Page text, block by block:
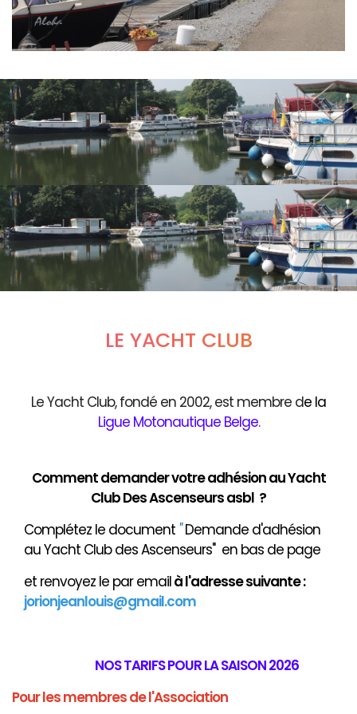
LE YACHT CLUB
Le Yacht Club, fondé en 2002, est membre de la
Ligue Motonautique Belge.
Comment demander votre adhésion au Yacht
Club Des Ascenseurs asbl ?
Complétez le document "Demande d'adhésion
au Yacht Club des Ascenseurs" en bas de page
et renvoyez le par emailàl'adresse suivante :
jorionjeanlouis@gmail.com
NOS TARIFS POUR LA SAISON 2026
Pour les membres de l'Association